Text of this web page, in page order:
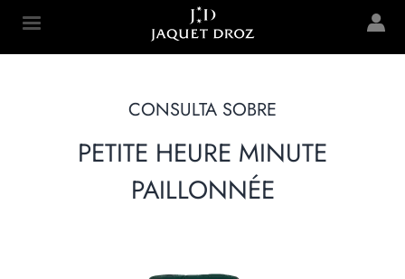
content
Jaquet Droz
CONSULTA SOBRE
PETITE HEURE MINUTE
PAILLONNÉE